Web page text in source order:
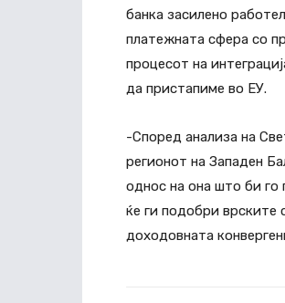
банка засилено
платежната сфера со
процесот на
да пристапиме во ЕУ.
-Според анализа на
регионот на Западен
однос на она што би го
ќе ги подобри врските
доходовната